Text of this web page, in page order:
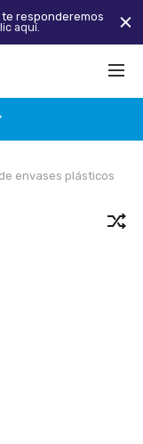
envases plásticos
te responderemos
aquí.